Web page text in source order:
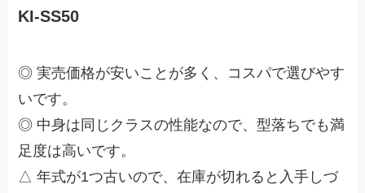
KI-SS50
◎ 実売価格が安いことが多く、コスパで選びやす
いです。
◎ 中身は同じクラスの性能なので、型落ちでも満
足度は高いです。
△ 年式が1つ古いので、在庫が切れると入手しづ